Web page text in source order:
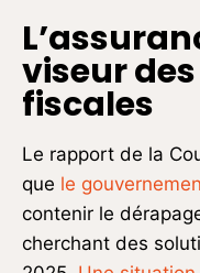
viseur
fiscales
Le rapport de la
que le
contenir le
cherchant des